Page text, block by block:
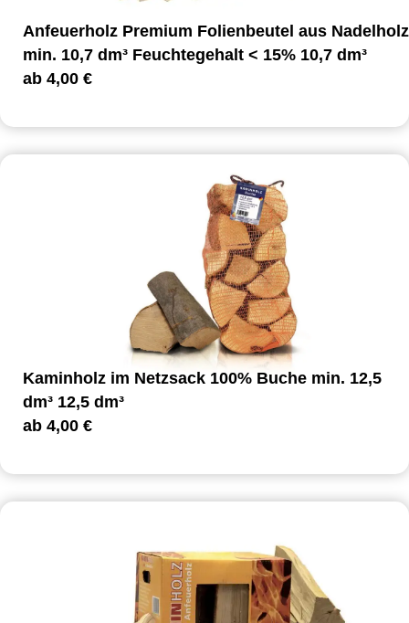
Anfeuerholz Premium Folienbeutel aus Nadelholz
min. 10,7 dm³ Feuchtegehalt < 15% 10,7 dm³
ab 4,00 €
Kaminholz im Netzsack 100% Buche min. 12,5
dm³ 12,5 dm³
ab 4,00 €